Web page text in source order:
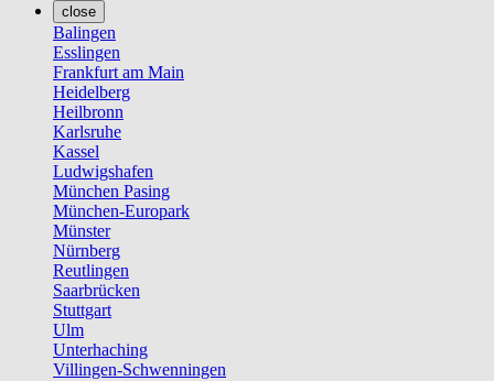
close
Balingen
Esslingen
Frankfurt am Main
Heidelberg
Heilbronn
Karlsruhe
Kassel
Ludwigshafen
München Pasing
München-Europark
Münster
Nürnberg
Reutlingen
Saarbrücken
Stuttgart
Ulm
Unterhaching
Villingen-Schwenningen